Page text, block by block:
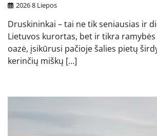
2026 8 Liepos
Druskininkai – tai ne tik seniausias ir
Lietuvos kurortas, bet ir tikra
oazė, įsikūrusi pačioje šalies pietų
kerinčių miškų […]